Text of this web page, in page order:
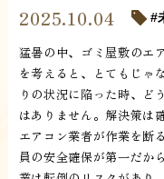
2025.10.04
猛暑の中、ゴミ屋敷のエ
を考えると、とてもじゃ
りの状況に陥った時、ど
はありません。解決策は
エアコン業者が作業を断
員の安全確保が第一だか